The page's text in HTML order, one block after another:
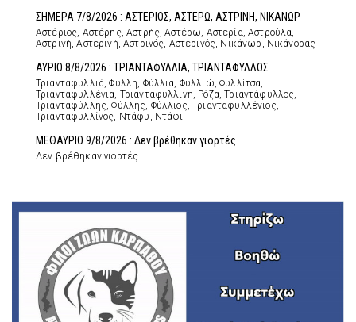
ΣΗΜΕΡΑ 7/8/2026 : ΑΣΤΕΡΙΟΣ, ΑΣΤΕΡΩ, ΑΣΤΡΙΝΗ, ΝΙΚΑΝΩΡ
Αστέριος, Αστέρης, Αστρής, Αστέρω, Αστερία, Αστρούλα,
Αστρινή, Αστερινή, Αστρινός, Αστερινός, Νικάνωρ, Νικάνορας
ΑΥΡΙΟ 8/8/2026 : ΤΡΙΑΝΤΑΦΥΛΛΙΑ, ΤΡΙΑΝΤΑΦΥΛΛΟΣ
Τριανταφυλλιά, Φύλλη, Φύλλια, Φυλλιώ, Φυλλίτσα,
Τριανταφυλλένια, Τριανταφυλλίνη, Ρόζα, Τριαντάφυλλος,
Τριανταφύλλης, Φύλλης, Φύλλιος, Τριανταφυλλένιος,
Τριανταφυλλίνος, Ντάφυ, Ντάφι
ΜΕΘΑΥΡΙΟ 9/8/2026 : Δεν βρέθηκαν γιορτές
Δεν βρέθηκαν γιορτές